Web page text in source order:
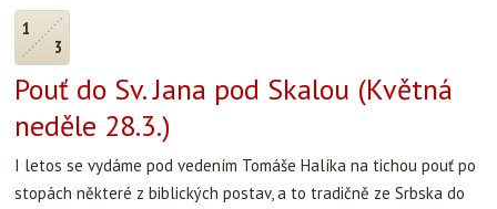
1
3
Pouť do Sv. Jana pod Skalou (Květná
neděle 28.3.)
I letos se vydáme pod vedením Tomáše Halíka na tichou pouť po
stopách některé z biblických postav, a to tradičně ze Srbska do